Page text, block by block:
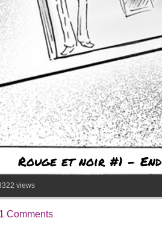
Rouge et noir #1 - End
views
1 Comments